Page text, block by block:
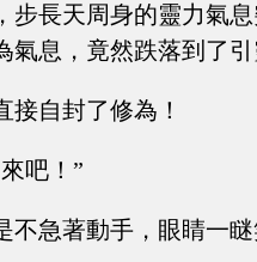
步長天周身的靈力氣
氣息，竟然跌落到了
接自封了修為！
吧！”
不急著動手，眼睛一